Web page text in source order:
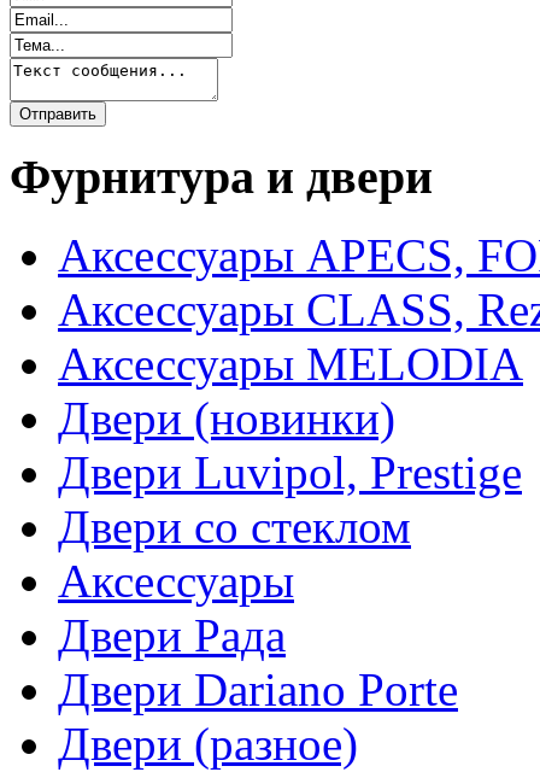
Фурнитура и двери
Аксессуары APECS,
Аксессуары CLASS,
Аксессуары MELODIA
Двери (новинки)
Двери Luvipol, Prestige
Двери со стеклом
Аксессуары
Двери Рада
Двери Dariano Porte
Двери (разное)